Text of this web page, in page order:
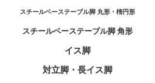
スチールベーステーブル脚 丸形・楕円形
スチールベーステーブル脚 角形
イス脚
対立脚・長イス脚